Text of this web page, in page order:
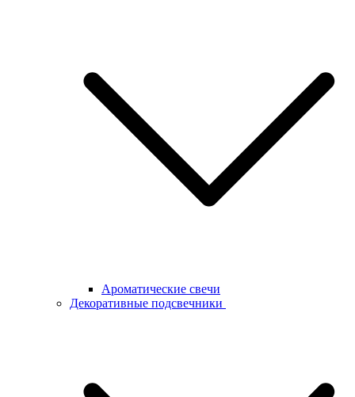
Ароматические свечи
Декоративные подсвечники